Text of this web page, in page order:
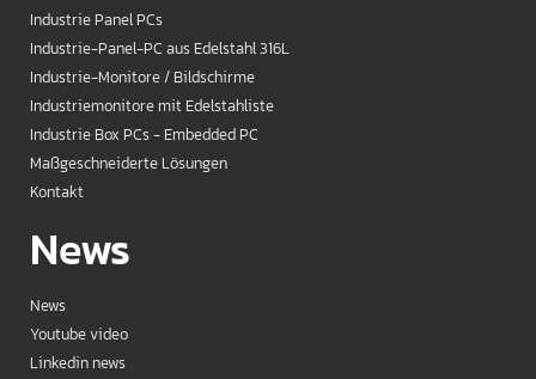
Industrie Panel PCs
Industrie-Panel-PC aus Edelstahl 316L
Industrie-Monitore / Bildschirme
Industriemonitore mit Edelstahliste
Industrie Box PCs - Embedded PC
Maßgeschneiderte Lösungen
Kontakt
News
News
Youtube video
Linkedin news